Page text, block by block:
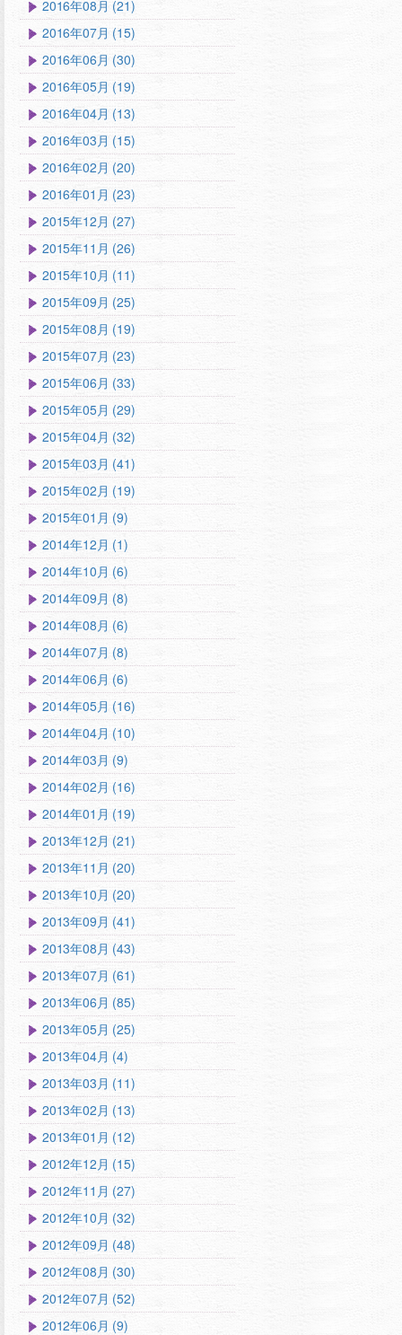
2016年08月 (21)
2016年07月 (15)
2016年06月 (30)
2016年05月 (19)
2016年04月 (13)
2016年03月 (15)
2016年02月 (20)
2016年01月 (23)
2015年12月 (27)
2015年11月 (26)
2015年10月 (11)
2015年09月 (25)
2015年08月 (19)
2015年07月 (23)
2015年06月 (33)
2015年05月 (29)
2015年04月 (32)
2015年03月 (41)
2015年02月 (19)
2015年01月 (9)
2014年12月 (1)
2014年10月 (6)
2014年09月 (8)
2014年08月 (6)
2014年07月 (8)
2014年06月 (6)
2014年05月 (16)
2014年04月 (10)
2014年03月 (9)
2014年02月 (16)
2014年01月 (19)
2013年12月 (21)
2013年11月 (20)
2013年10月 (20)
2013年09月 (41)
2013年08月 (43)
2013年07月 (61)
2013年06月 (85)
2013年05月 (25)
2013年04月 (4)
2013年03月 (11)
2013年02月 (13)
2013年01月 (12)
2012年12月 (15)
2012年11月 (27)
2012年10月 (32)
2012年09月 (48)
2012年08月 (30)
2012年07月 (52)
2012年06月 (9)